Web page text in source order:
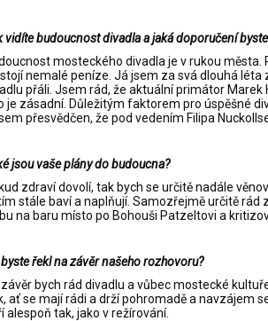
vidíte budoucnost divadla a jaká doporučení
mosteckého divadla je v rukou
nemalé peníze. Já jsem za svá dlouhá
přáli. Jsem rád, že aktuální primátor
je zásadní. Důležitým faktorem pro úspěšné
přesvědčen, že pod vedením Filipa
jsou vaše plány do budoucna?
zdraví dovolí, tak bych se určitě nadále
stále baví a naplňují. Samozřejmě určitě
na baru místo po Bohouši Patzeltovi a
řekl na závěr našeho rozhovoru?
závěr bych rád divadlu a vůbec mostecké
ať se mají rádi a drží pohromadě a navzájem
alespoň tak, jako v režírování.